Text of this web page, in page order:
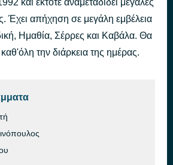
KAMPAKAKIS
πριν από 2 ώρες
και έκτοτε αναμεταδίδει μεγάλες
Έχει απήχηση σε μεγάλη εμβέλεια
Ημαθία, Σέρρες και Καβάλα. Θα
την διάρκεια της ημέρας.